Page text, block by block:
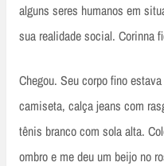
alguns seres humanos em
sua realidade social. Corinna
Chegou. Seu corpo fino
camiseta, calça jeans com
tênis branco com sola alta.
ombro e me deu um beijo no